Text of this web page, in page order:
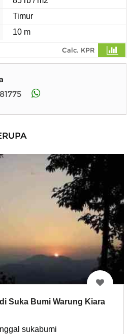
Timur
10 m
Calc. KPR
Suka Bumi Warung Kiara
sukabumi